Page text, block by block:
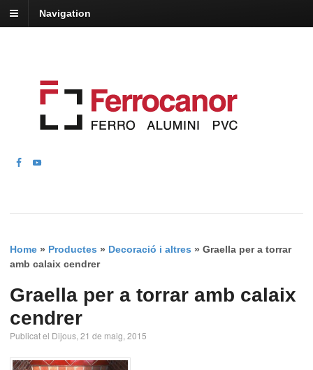
Navigation
Home » Productes » Decoració i altres » Graella per a torrar
amb calaix cendrer
Graella per a torrar amb calaix
cendrer
Publicat el Dijous, 21 de maig, 2015